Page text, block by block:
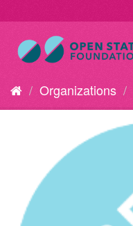
Organizations